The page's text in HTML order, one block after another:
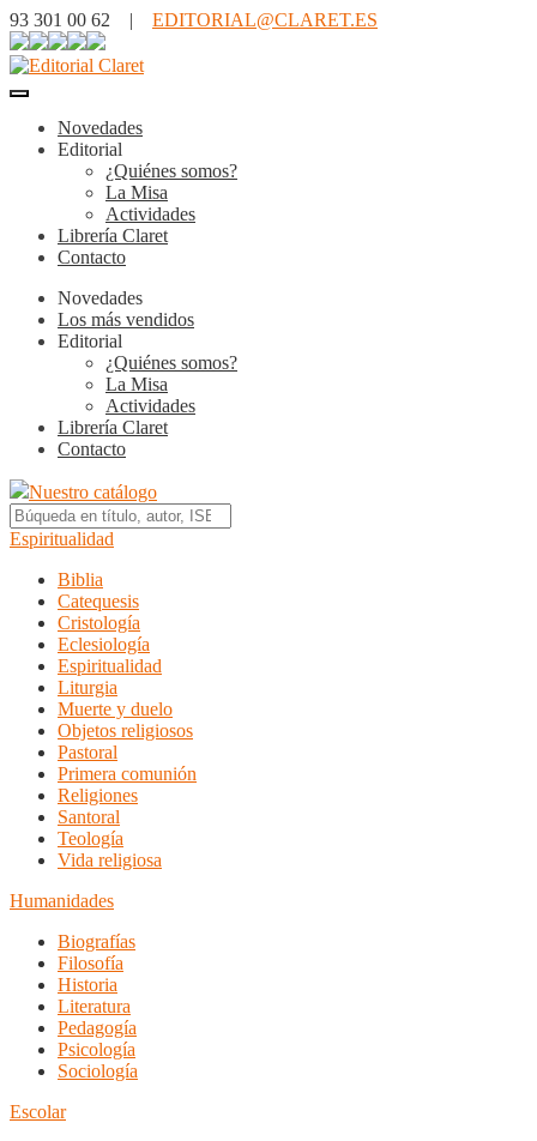
93 301 00 62 | EDITORIAL@CLARET.ES
Novedades
Editorial
¿Quiénes somos?
La Misa
Actividades
Librería Claret
Contacto
Novedades
Los más vendidos
Editorial
¿Quiénes somos?
La Misa
Actividades
Librería Claret
Contacto
Nuestro catálogo
Espiritualidad
Biblia
Catequesis
Cristología
Eclesiología
Espiritualidad
Liturgia
Muerte y duelo
Objetos religiosos
Pastoral
Primera comunión
Religiones
Santoral
Teología
Vida religiosa
Humanidades
Biografías
Filosofía
Historia
Literatura
Pedagogía
Psicología
Sociología
Escolar